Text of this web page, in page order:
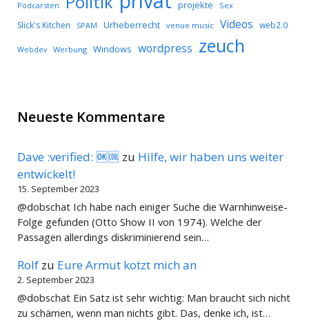
Podcarsten projekte Sex
Slick's Kitchen SPAM Urheberrecht venue music Videos web2.0
Webdev Werbung Windows wordpress zeuch
Neueste Kommentare
Dave :verified: 🆗🆒 zu Hilfe, wir haben uns weiter
entwickelt!
15. September 2023
@dobschat Ich habe nach einiger Suche die Warnhinweise-
Folge gefunden (Otto Show II von 1974). Welche der
Passagen allerdings diskriminierend sein…
Rolf zu Eure Armut kotzt mich an
2. September 2023
@dobschat Ein Satz ist sehr wichtig: Man braucht sich nicht
zu schämen, wenn man nichts gibt. Das, denke ich, ist…